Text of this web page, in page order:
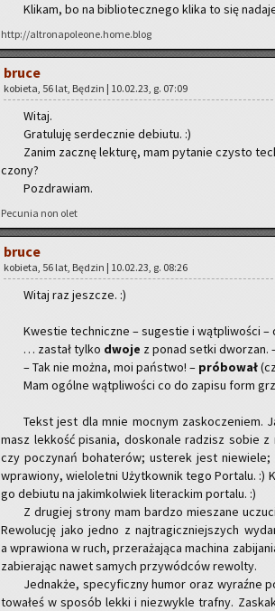
Kli­kam, bo na bi­blio­tecz­ne­go klika to się
http://altronapoleone.home.blog
bruce
ko­bie­ta, 56 lat, Bę­dzin | 10.02.23, g. 07:09
Witaj.
Gra­tu­lu­ję ser­decz­nie de­biu­tu. :)
Zanim za­cznę lek­tu­rę, mam py­ta­nie czy­sto
czo­ny?
Po­zdra­wiam.
Pe­cu­nia non olet
bruce
ko­bie­ta, 56 lat, Bę­dzin | 10.02.23, g. 08:26
Witaj raz jesz­cze. :)
Kwe­stie tech­nicz­ne – su­ge­stie i wąt­pli­wo­ści –
… za­stał tylko dwoje z ponad setki dwo­rzan.
– Tak nie można, moi pań­stwo! – pró­bo­wał
Mam ogól­ne wąt­pli­wo­ści co do za­pi­su form
Tekst jest dla mnie moc­nym za­sko­cze­niem.
masz lek­kość pi­sa­nia, do­sko­na­le ra­dzisz sobie
czy po­czy­nań bo­ha­te­rów; uste­rek jest
wpra­wio­ny, wie­lo­let­ni Użyt­kow­nik tego Por­ta­lu. :)
go de­biu­tu na ja­kim­kol­wiek li­te­rac­kim por­ta­lu. :)
Z dru­giej stro­ny mam bar­dzo mie­sza­ne
Re­wo­lu­cję jako jedno z naj­tra­gicz­niej­szych
a wpra­wio­na w ruch, prze­ra­ża­ją­ca ma­chi­na
za­bie­ra­jąc nawet sa­mych przy­wód­ców re­wol­ty.
Jed­nak­że, spe­cy­ficz­ny humor oraz wy­raź­ne
to­wa­łeś w spo­sób lekki i nie­zwy­kle traf­ny.